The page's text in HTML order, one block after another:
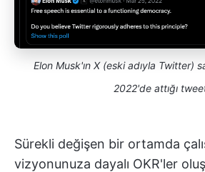
Elon Musk'ın X (eski adıyla Twitter)
2022'de attığı
Sürekli değişen bir ortamda
vizyonunuza dayalı OKR'ler